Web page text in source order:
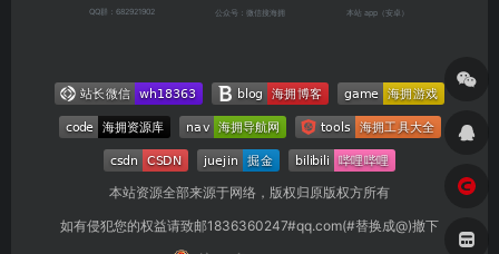
QQ群：682921902 公众号：微信搜海拥 本站 app（安卓）
本站资源全部来源于网络，版权归原版权方所有
如有侵犯您的权益请致邮1836360247#qq.com(#替换成@)撤下